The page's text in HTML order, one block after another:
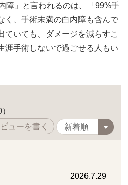
障」と言われるのは、「99%手
く、手術未満の白内障も含んで
ていても、ダメージを減らすこ
涯手術しないで過ごせる人もい
ューを書く
2026.7.29